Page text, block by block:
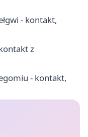
- kontakt,
z
- kontakt,